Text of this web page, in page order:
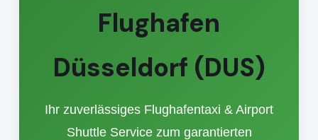
Flughafen
Düsseldorf (DUS)
Ihr zuverlässiges Flughafentaxi & Airport
Shuttle Service zum garantierten